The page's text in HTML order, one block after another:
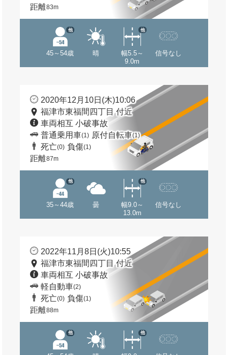
距離83m
45～54歳
他
晴
幅5.5～
9.0m
他
信号なし
2020年12月10日(木)10:06
福津市東福間四丁目 付近
車両相互 小破事故
普通乗用車(1) 原付自転車(1)
死亡(0) 負傷(1)
距離87m
35～44歳
他
曇
幅9.0～
13.0m
他
信号なし
2022年11月8日(火)10:55
福津市東福間四丁目 付近
車両相互 小破事故
軽自動車(2)
死亡(0) 負傷(1)
距離88m
他 他